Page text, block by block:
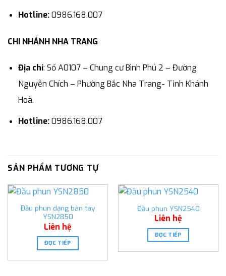
Hotline:0986.168.007
CHI NHÁNH NHA TRANG
Địa chỉ: Số A0107 – Chung cư Bình Phú 2 – Đường
Nguyễn Chích – Phường Bắc Nha Trang- Tỉnh Khánh
Hoà.
Hotline:0986.168.007
SẢN PHẨM TƯƠNG TỰ
Đầu phun dạng bàn tay
YSN2850
Liên hệ
ĐỌC TIẾP
Đầu phun YSN2540
Liên hệ
ĐỌC TIẾP